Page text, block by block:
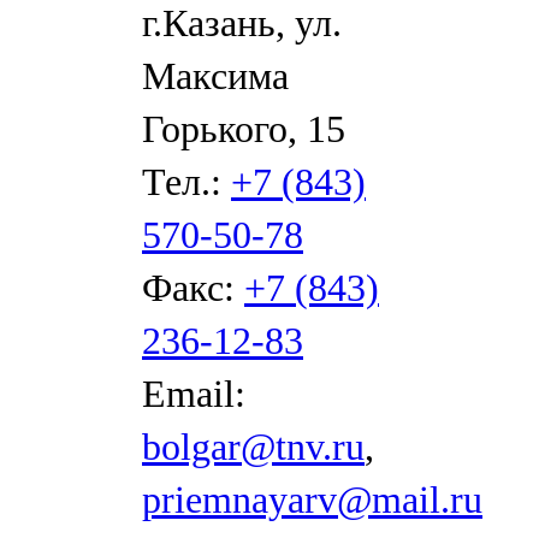
г.Казань, ул.
Максима
Горького, 15
Тел.: +7 (843)
570-50-78
Факс: +7 (843)
236-12-83
Email:
bolgar@tnv.ru,
priemnayarv@mail.ru